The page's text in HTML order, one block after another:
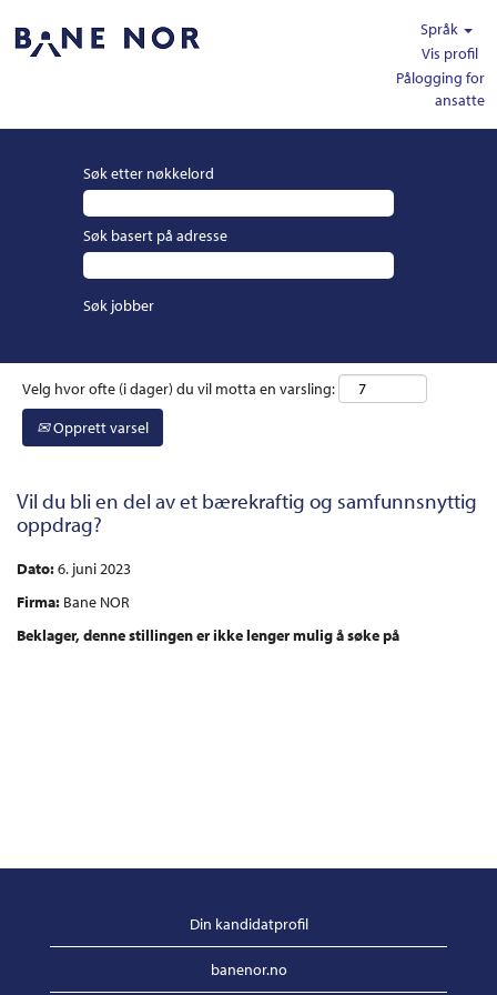
Språk
Vis profil
Pålogging for
ansatte
Søk etter nøkkelord
Søk basert på adresse
Velg hvor ofte (i dager) du vil motta en varsling:
Opprett varsel
Vil du bli en del av et bærekraftig og samfunnsnyttig
oppdrag?
Dato:6. juni 2023
Firma: Bane NOR
Beklager, denne stillingen er ikke lenger mulig å søke på
Din kandidatprofil
banenor.no